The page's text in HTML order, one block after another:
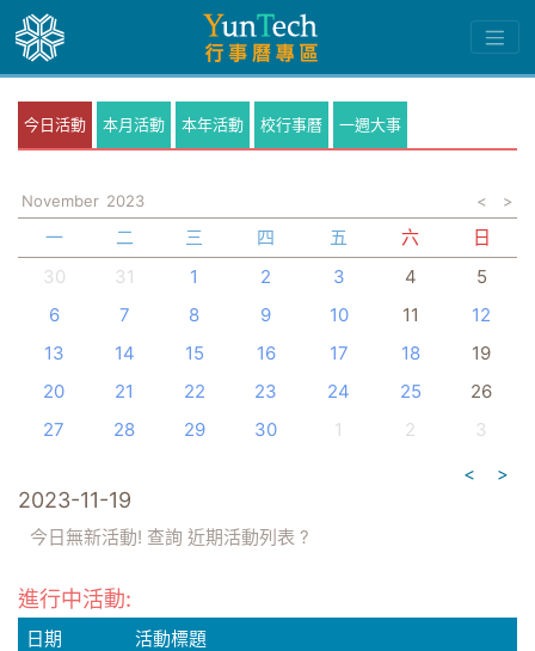
今日活動 本月活動 本年活動 校行事曆 一週大事
November 2023 < >
一 二 三 四 五 六
日
30
31 1 2 3 4
5
6
7 8 9 10 11
12
13
14 15 16 17 18
19
20
21 22 23 24 25
26
27
28 29 30 1 2
3
<
>
2023-11-19
今日無新活動! 查詢 近期活動列表 ?
進行中活動:
日期
活動標題